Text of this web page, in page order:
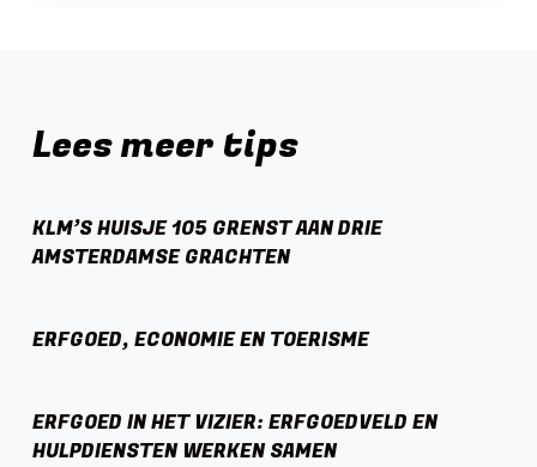
Lees meer tips
KLM’S HUISJE 105 GRENST AAN DRIE
AMSTERDAMSE GRACHTEN
ERFGOED, ECONOMIE EN TOERISME
ERFGOED IN HET VIZIER: ERFGOEDVELD EN
HULPDIENSTEN WERKEN SAMEN